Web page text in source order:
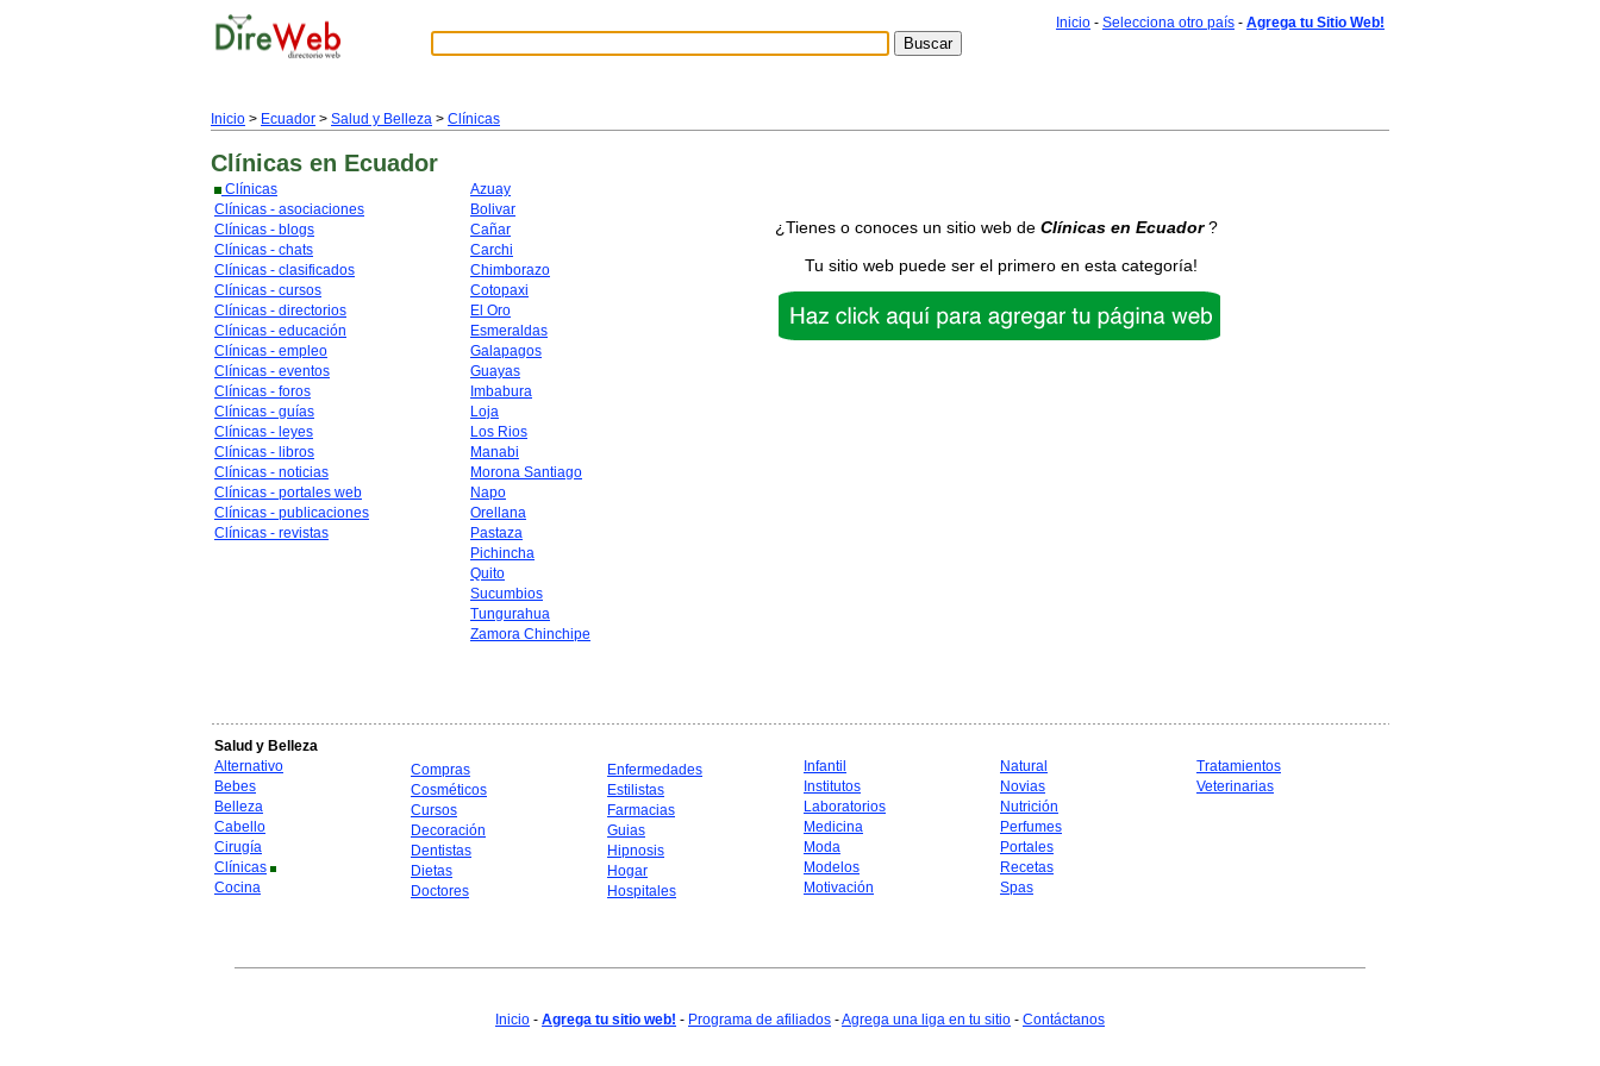
Inicio - Selecciona otro país - Agrega tu Sitio Web!
Inicio > Ecuador > Salud y Belleza > Clínicas
Clínicas en Ecuador
Clínicas
Clínicas - asociaciones
Clínicas - blogs
Clínicas - chats
Clínicas - clasificados
Clínicas - cursos
Clínicas - directorios
Clínicas - educación
Clínicas - empleo
Clínicas - eventos
Clínicas - foros
Clínicas - guías
Clínicas - leyes
Clínicas - libros
Clínicas - noticias
Clínicas - portales web
Clínicas - publicaciones
Clínicas - revistas
Azuay
Bolivar
Cañar
Carchi
Chimborazo
Cotopaxi
El Oro
Esmeraldas
Galapagos
Guayas
Imbabura
Loja
Los Rios
Manabi
Morona Santiago
Napo
Orellana
Pastaza
Pichincha
Quito
Sucumbios
Tungurahua
Zamora Chinchipe
¿Tienes o conoces un sitio web de Clínicas en Ecuador?
Tu sitio web puede ser el primero en esta categoría!
Salud y Belleza
Alternativo
Bebes
Belleza
Cabello
Cirugía
Clínicas
Cocina
Compras
Cosméticos
Cursos
Decoración
Dentistas
Dietas
Doctores
Enfermedades
Estilistas
Farmacias
Guias
Hipnosis
Hogar
Hospitales
Infantil
Institutos
Laboratorios
Medicina
Moda
Modelos
Motivación
Natural
Novias
Nutrición
Perfumes
Portales
Recetas
Spas
Tratamientos
Veterinarias
Inicio - Agrega tu sitio web! - Programa de afiliados -Agrega una liga en tu sitio - Contáctanos